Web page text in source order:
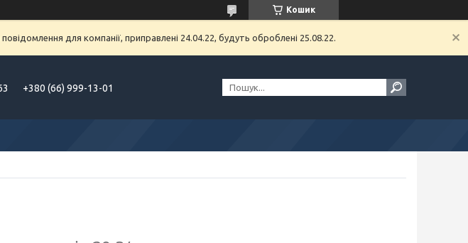
Кошик
для компанії, приправлені 24.04.22, будуть оброблені 25.08.22.
+380 (66) 999-13-01